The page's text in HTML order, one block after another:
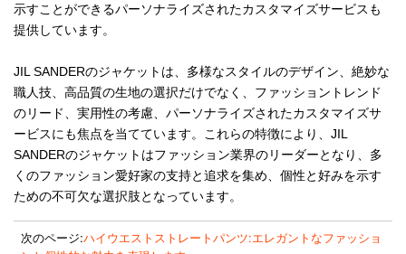
示すことができるパーソナライズされたカスタマイズサービスも
提供しています。
JIL SANDERのジャケットは、多様なスタイルのデザイン、絶妙な
職人技、高品質の生地の選択だけでなく、ファッショントレンド
のリード、実用性の考慮、パーソナライズされたカスタマイズサ
ービスにも焦点を当てています。これらの特徴により、JIL
SANDERのジャケットはファッション業界のリーダーとなり、多
くのファッション愛好家の支持と追求を集め、個性と好みを示す
ための不可欠な選択肢となっています。
次のページ:ハイウエストストレートパンツ:エレガントなファッショ